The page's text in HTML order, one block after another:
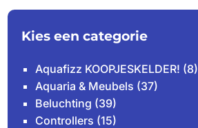
Kies een categorie
Aquafizz KOOPJESKELDER! (8)
Aquaria & Meubels (37)
Beluchting (39)
Controllers (15)